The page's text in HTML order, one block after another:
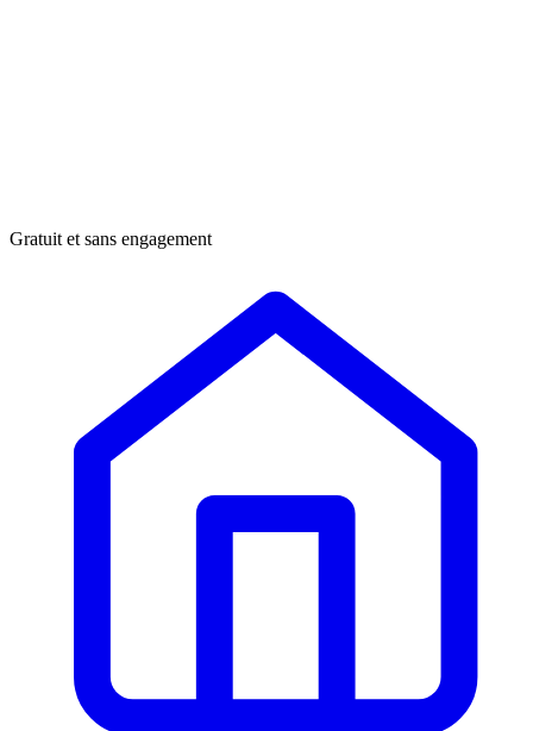
Gratuit et sans engagement